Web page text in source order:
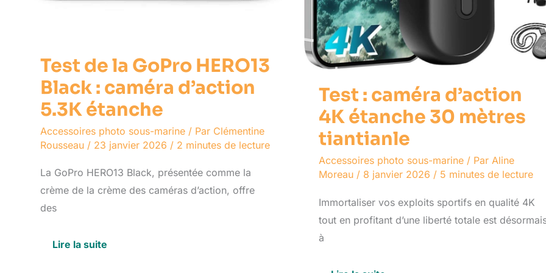
Test de la GoPro HERO13
Black : caméra d’action
5.3K étanche
Accessoires photo sous-marine / Par Clémentine
Rousseau / 23 janvier 2026 / 2 minutes de lecture
La GoPro HERO13 Black, présentée comme la
crème de la crème des caméras d’action, offre
des
Lire la suite
Test : caméra d’action
4K étanche 30 mètres
tiantianle
Accessoires photo sous-marine / Par Aline
Moreau / 8 janvier 2026 / 5 minutes de lecture
Immortaliser vos exploits sportifs en qualité 4K
tout en profitant d’une liberté totale est
à